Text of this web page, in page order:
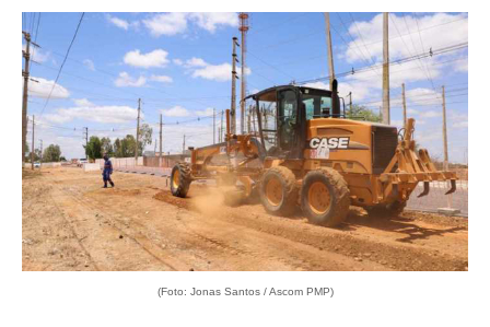
(Foto: Jonas Santos / Ascom PMP)